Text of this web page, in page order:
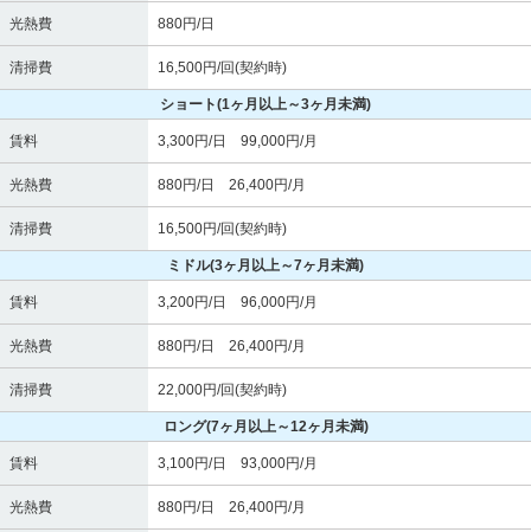
光熱費 880円/日
清掃費 16,500円/回(契約時)
ショート(1ヶ月以上～3ヶ月未満)
賃料 3,300円/日 99,000円/月
光熱費 880円/日 26,400円/月
清掃費 16,500円/回(契約時)
ミドル(3ヶ月以上～7ヶ月未満)
賃料 3,200円/日 96,000円/月
光熱費 880円/日 26,400円/月
清掃費 22,000円/回(契約時)
ロング(7ヶ月以上～12ヶ月未満)
賃料 3,100円/日 93,000円/月
光熱費 880円/日 26,400円/月